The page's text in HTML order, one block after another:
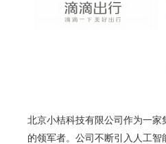
北京小桔科技有限公司作为一
的领军者。公司不断引入人工